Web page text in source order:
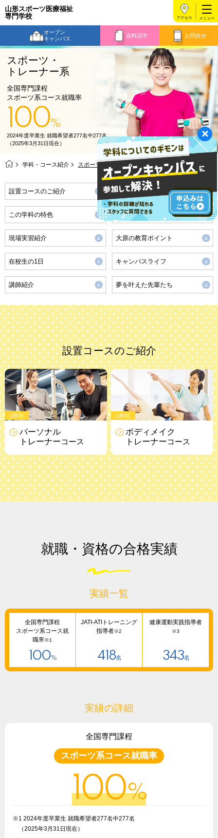
山形スポーツ医療福祉
専門学校
オープン
キャンパス
資料請求 お問合せ
アクセス
スポーツ・
トレーナー系
全国専門課程
スポーツ系コース就職率
100%
2024年度卒業生 就職希望者277名中277名
（2025年3月31日現在）
学科・コース紹介 スポーツ・トレーナー系
設置コースのご紹介 就職・資格合格実績
この学科の特色 ジョブナビゲーション
現場実習紹介 大原の教育ポイント
在校生の1日 キャンパスライフ
講師紹介 夢を叶えた先輩たち
設置コースのご紹介
2年制
パーソナル
トレーナーコース
2年制
ボディメイク
トレーナーコース
就職・資格の合格実績
実績一覧
全国専門課程
スポーツ系コース就
職率※1
100%
JATI-ATIトレーニング
指導者※2
418名
健康運動実践指導者
※3
343名
実績の詳細
全国専門課程
スポーツ系コース就職率
100%
※1 2024年度卒業生 就職希望者277名中277名
（2025年3月31日現在）